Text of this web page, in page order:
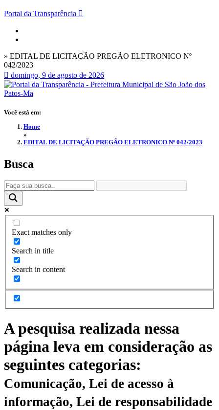
Portal da Transparência
» EDITAL DE LICITAÇÃO PREGÃO ELETRONICO Nº
042/2023
domingo, 9 de agosto de 2026
Você está em:
Home
»
EDITAL DE LICITAÇÃO PREGÃO ELETRONICO Nº 042/2023
Busca
Exact matches only
Search in title
Search in content
A pesquisa realizada nessa
página leva em consideração as
seguintes categorias:
Comunicação, Lei de acesso à
informação, Lei de responsabilidade